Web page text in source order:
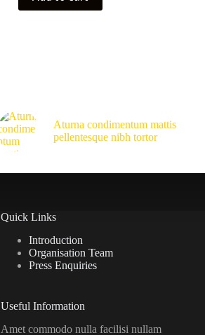
Aturna condimentum mattis
pellentesque nibh tortor
Quick Links
Introduction
Organisation Team
Press Enquiries
Useful Information
Amet commodo nulla facilisi nullam